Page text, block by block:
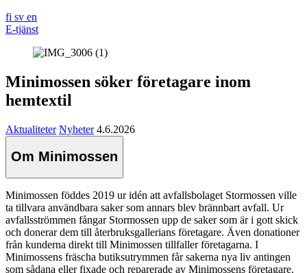
fi sv en
E-tjänst
Minimossen söker företagare inom
hemtextil
Aktualiteter Nyheter 4.6.2026
Om Minimossen
Minimossen föddes 2019 ur idén att avfallsbolaget Stormossen ville
ta tillvara användbara saker som annars blev brännbart avfall. Ur
avfallsströmmen fångar Stormossen upp de saker som är i gott skick
och donerar dem till återbruksgallerians företagare. Även donationer
från kunderna direkt till Minimossen tillfaller företagarna. I
Minimossens fräscha butiksutrymmen får sakerna nya liv antingen
som sådana eller fixade och reparerade av Minimossens företagare.